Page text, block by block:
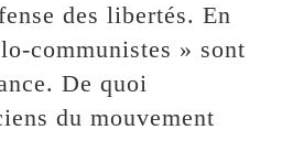
des libertés. En
communistes » sont
De quoi
du mouvement